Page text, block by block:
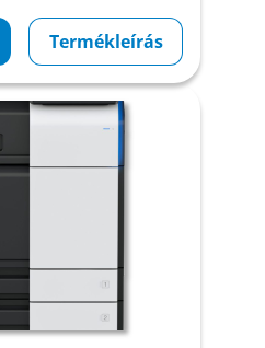
Termékleírás